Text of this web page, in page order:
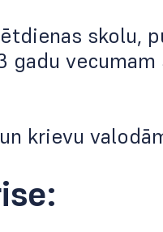
skolu,
gadu
krievu